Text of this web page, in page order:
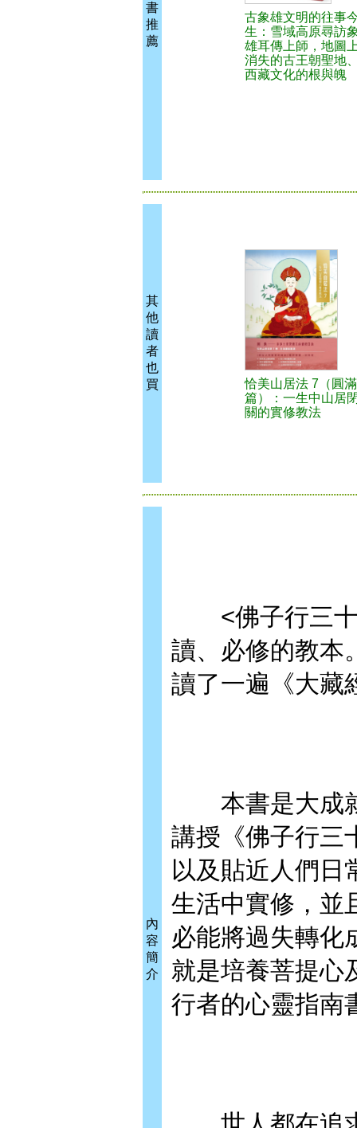
書
推
薦
古象雄文明的往事
生：雪域高原尋訪
雄耳傳上師，地圖
消失的古王朝聖地
西藏文化的根與魄
其
他
讀
者
也
買
恰美山居法 7（圓滿
篇）：一生中山居
關的實修教法
內
容
簡
介
<佛子行三十
讀、必修的教本
讀了一遍《大藏
本書是大成就
講授《佛子行三
以及貼近人們日
生活中實修，並
必能將過失轉化
就是培養菩提心
行者的心靈指南